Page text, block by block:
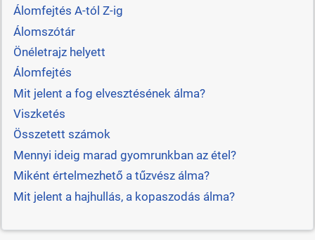
Álomfejtés A-tól Z-ig
Álomszótár
Önéletrajz helyett
Álomfejtés
Mit jelent a fog elvesztésének álma?
Viszketés
Összetett számok
Mennyi ideig marad gyomrunkban az étel?
Miként értelmezhető a tűzvész álma?
Mit jelent a hajhullás, a kopaszodás álma?